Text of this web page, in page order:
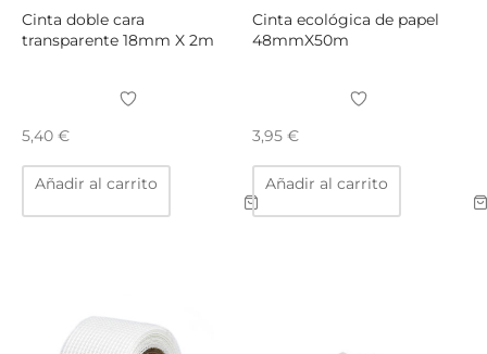
producto
Cinta doble cara
transparente 18mm X 2m
5,40 €
Añadir al carrito
Cinta ecológica de papel
48mmX50m
3,95 €
Añadir al carrito